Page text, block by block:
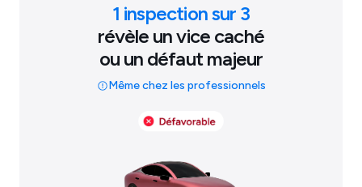
1 inspection sur 3
révèle un vice caché
ou un défaut majeur
Même chez les professionnels